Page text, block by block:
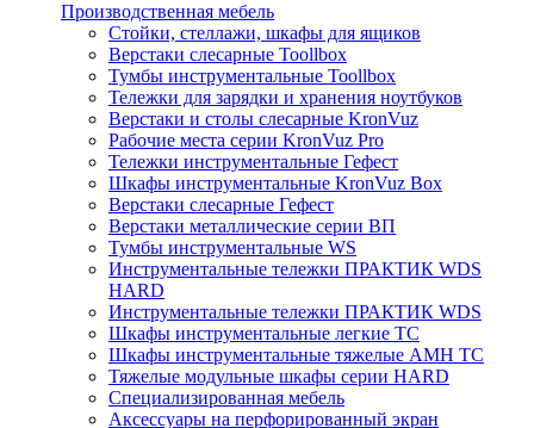
Производственная мебель
Стойки, стеллажи, шкафы для ящиков
Верстаки слесарные Toollbox
Тумбы инструментальные Toollbox
Тележки для зарядки и хранения ноутбуков
Верстаки и столы слесарные KronVuz
Рабочие места серии KronVuz Pro
Тележки инструментальные Гефест
Шкафы инструментальные KronVuz Box
Верстаки слесарные Гефест
Верстаки металлические серии ВП
Тумбы инструментальные WS
Инструментальные тележки ПРАКТИК WDS
HARD
Инструментальные тележки ПРАКТИК WDS
Шкафы инструментальные легкие ТС
Шкафы инструментальные тяжелые AMH TC
Тяжелые модульные шкафы серии HARD
Cпециализированная мебель
Аксессуары на перфорированный экран